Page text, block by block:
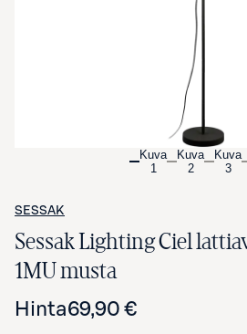
Kuva
1
Kuva
2
Kuva
3
SESSAK
Sessak Lighting Ciel
1MU musta
Hinta69,90 €